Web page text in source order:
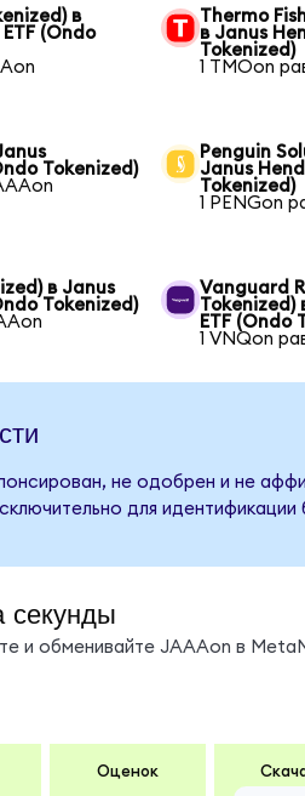
в
(Ondo
Thermo
в Janus
Tokenized)
1 TMOon
Tokenized)
Penguin
Janus
Tokenized)
1 PENGon
в Janus
Tokenized)
Vanguard
Tokenized)
ETF (Ondo
1 VNQon
не одобрен и не
для
и обменивайте JAAAon в
Оценок